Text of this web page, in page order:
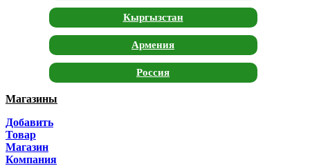
Кыргызстан
Армения
Россия
Магазины
Добавить
Товар
Магазин
Компания